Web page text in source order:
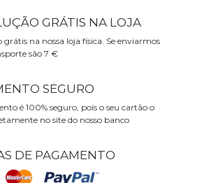
GRÁTIS NA LOJA
grátis na nossa loja física. Se enviarmos
são 7 €
SEGURO
é 100% seguro, pois o seu cartão o
no site do nosso banco
DE PAGAMENTO